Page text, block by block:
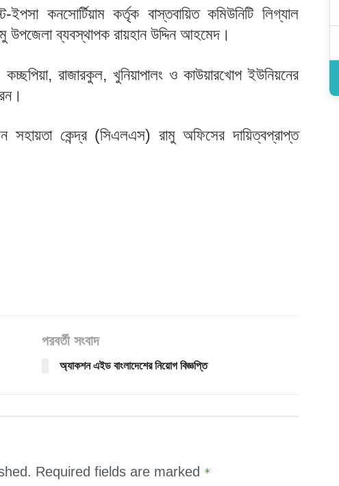
কনসোর্টিয়াম কর্তৃক বাস্তবায়িত কমিউনিটি লিগ্যাল
উপজেলা ব্যবস্থাপক রায়হান উদ্দিন আহমেদ।
কচ্ছপিয়া, রাজারকুল, খুনিয়াপালং ও কাউয়ারখোপ ইউনিয়নের
সহায়তা কেন্দ্র (সিএলএস) রামু অফিসের দায়িত্বপ্রাপ্ত
পরবর্তী সংবাদ
অ্যাকশন এইড বাংলাদেশের নিয়োগ বিজ্ঞপ্তি
Required fields are marked *